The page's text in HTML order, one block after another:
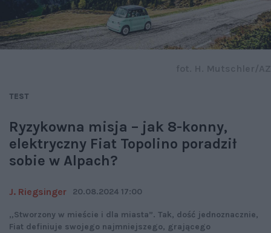
TEST
Ryzykowna misja – jak 8-konny,
elektryczny Fiat Topolino poradził
sobie w Alpach?
J. Riegsinger 20.08.2024 17:00
„Stworzony w mieście i dla miasta”. Tak, dość jednoznacznie,
Fiat definiuje swojego najmniejszego, grającego